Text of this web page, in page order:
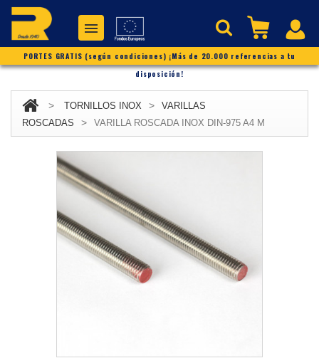
PORTES GRATIS (según condiciones) ¡Más de 20.000 referencias a tu
disposición!
> TORNILLOS INOX >
VARILLAS
ROSCADAS
> VARILLA ROSCADA INOX DIN-975 A4 M